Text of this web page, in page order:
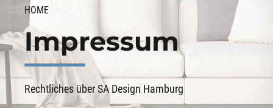
HOME
Impressum
Rechtliches über SA Design Hamburg